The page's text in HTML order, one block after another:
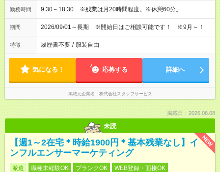
勤務時間 9:30～18:30 ※残業は月20時間程度。※休憩60分。
期間 2026/09/01～長期 ※開始日はご相談可能です！ ※9月～！
特徴 履歴書不要 / 服装自由
気になる！ 応募する 詳細へ
掲載元企業名 株式会社スタッフサービス
掲載日：2026.08.08
未読
NEW
【週1～2在宅＊時給1900円＊基本残業なし】イ
ンフルエンサーマーケティング
派遣 職種未経験OK ブランクOK WEB登録・面接OK